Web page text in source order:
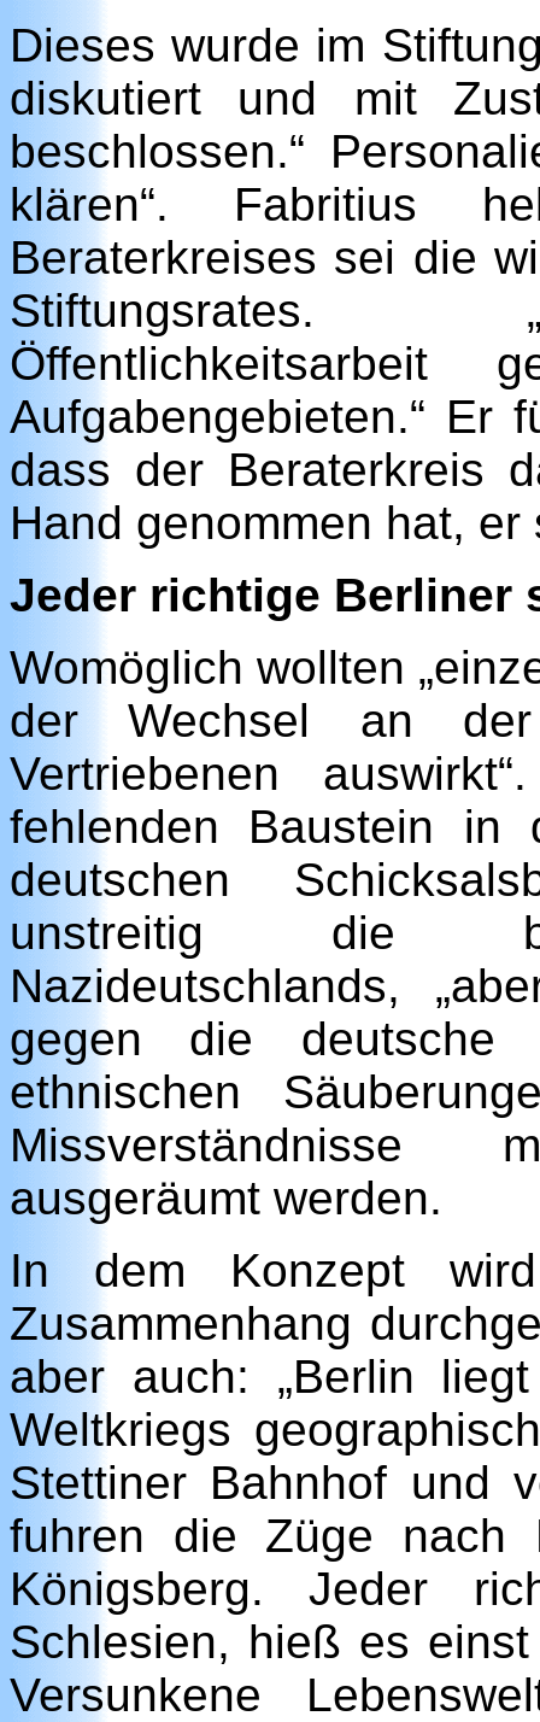
Dieses wurde im
diskutiert und mit
beschlossen.“
klären“. Fabritius
Beraterkreises sei die
Stiftungsrates.
Aufgabengebieten.“ Er
dass der Beraterkreis
Hand genommen hat, er
Jeder richtige Berliner
Womöglich wollten
der Wechsel an
Vertriebenen
fehlenden Baustein in
deutschen
unstreitig die
Nazideutschlands,
gegen die deutsche
ethnischen
Missverständnisse
ausgeräumt werden.
In dem Konzept
Zusammenhang
aber auch: „Berlin
Weltkriegs
Stettiner Bahnhof und
fuhren die Züge nach
Königsberg. Jeder
Schlesien, hieß es
Versunkene